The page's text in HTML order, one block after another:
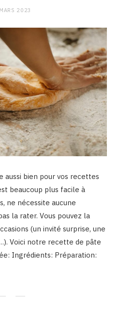
2023
aussi bien pour vos recettes
beaucoup plus facile à
ne nécessite aucune
la rater. Vous pouvez la
(un invité surprise, une
Voici notre recette de pâte
Ingrédients: Préparation: